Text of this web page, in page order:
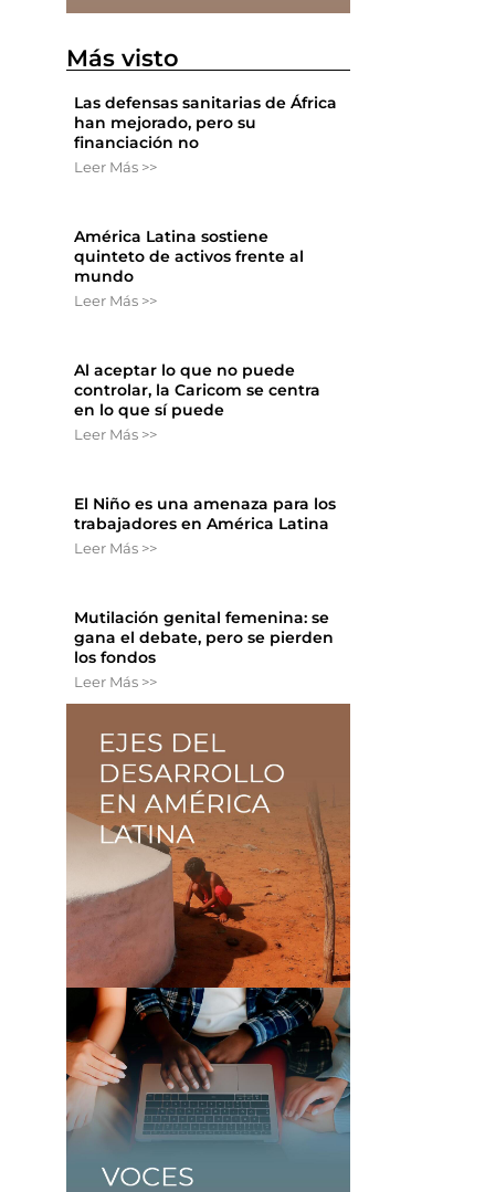
Más visto
Las defensas sanitarias de África
han mejorado, pero su
financiación no
Leer Más >>
América Latina sostiene
quinteto de activos frente al
mundo
Leer Más >>
Al aceptar lo que no puede
controlar, la Caricom se centra
en lo que sí puede
Leer Más >>
El Niño es una amenaza para los
trabajadores en América Latina
Leer Más >>
Mutilación genital femenina: se
gana el debate, pero se pierden
los fondos
Leer Más >>